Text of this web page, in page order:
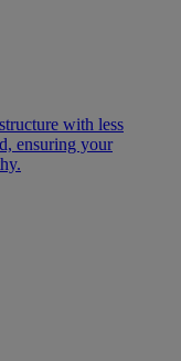
with less
ensuring your